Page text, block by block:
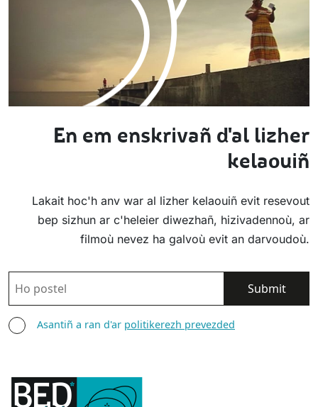
En em enskrivañ d'al lizher
kelaouiñ
Lakait hoc'h anv war al lizher kelaouiñ evit resevout
bep sizhun ar c'heleier diwezhañ, hizivadennoù, ar
filmoù nevez ha galvoù evit an darvoudoù.
POSTEL
ASANTIÑAsantiñ a ran d'ar politikerezh prevezded